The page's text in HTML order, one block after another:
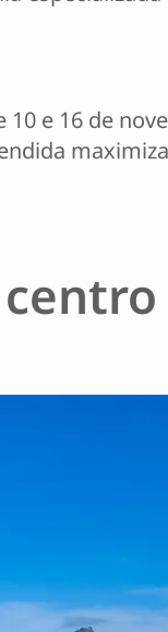
e 16 de